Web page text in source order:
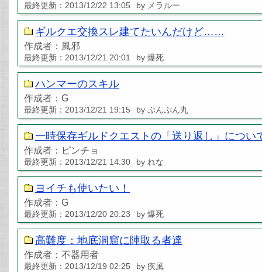
最終更新：2013/12/22 13:05 by メラルー
ギルクエ交換スレ建てたいんだけど……
作成者：風邪
最終更新：2013/12/21 20:01 by 爆死
ハンマーのスキル
作成者：G
最終更新：2013/12/21 19:15 by ぷんぷん丸
一時保存ギルドクエストの「送り返し」につい
作成者：ピンチョ
最終更新：2013/12/21 14:30 by れな
ヨイチも使いたい！
作成者：G
最終更新：2013/12/20 20:23 by 爆死
高難度：地底洞窟に陣取る者達
作成者：不器用者
最終更新：2013/12/19 02:25 by 疾風